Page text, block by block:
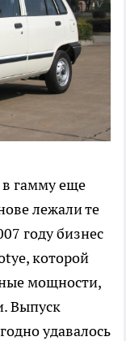
гамму еще
лежали те
году бизнес
которой
мощности,
Выпуск
удавалось